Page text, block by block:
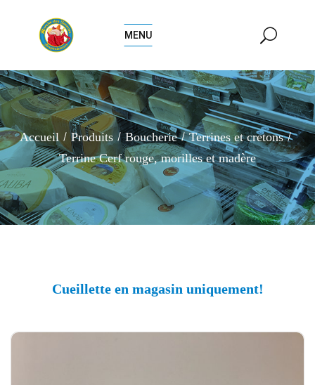
MENU
Accueil Produits Boucherie
Terrines et cretons
Terrine Cerf rouge, morilles et madère
Cueillette en magasin uniquement!